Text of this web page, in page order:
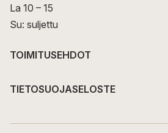
La 10 – 15
Su: suljettu
TOIMITUSEHDOT
TIETOSUOJASELOSTE